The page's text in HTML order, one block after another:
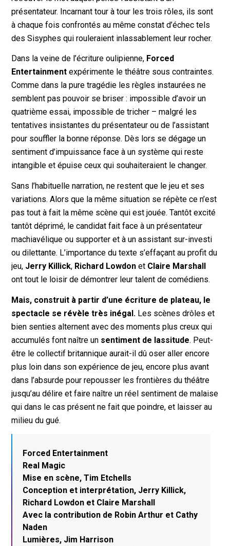
présentateur. Incarnant tour à tour les trois rôles, ils sont
à chaque fois confrontés au même constat d’échec tels
des Sisyphes qui rouleraient inlassablement leur rocher.
Dans la veine de l’écriture oulipienne, Forced
Entertainment expérimente le théâtre sous contraintes.
Comme dans la pure tragédie les règles instaurées ne
semblent pas pouvoir se briser : impossible d’avoir un
quatrième essai, impossible de tricher – malgré les
tentatives insistantes du présentateur ou de l’assistant
pour souffler la bonne réponse. Dès lors se dégage un
sentiment d’impuissance face à un système qui reste
intangible et épuise ceux qui souhaiteraient le changer.
Sans l’habituelle narration, ne restent que le jeu et ses
variations. Alors que la même situation se répète ce n’est
pas tout à fait la même scène qui est jouée. Tantôt excité
tantôt déprimé, le candidat fait face à un présentateur
machiavélique ou supporter et à un assistant sur-investi
ou dilettante. L’importance du texte s’effaçant au profit du
jeu, Jerry Killick, Richard Lowdon et Claire Marshall
ont tout le loisir de démontrer leur talent de comédiens.
Mais, construit à partir d’une écriture de plateau, le
spectacle se révèle très inégal. Les scènes drôles et
bien senties alternent avec des moments plus creux qui
accumulés font naître un sentiment de lassitude. Peut-
être le collectif britannique aurait-il dû oser aller encore
plus loin dans son expérience de jeu, encore plus avant
dans l’absurde pour repousser les frontières du théâtre
jusqu’au délire et faire naître un réel sentiment de malaise
qui dans le cas présent ne fait que poindre, et laisser au
milieu du gué.
Forced Entertainment
Real Magic
Mise en scène, Tim Etchells
Conception et interprétation, Jerry Killick,
Richard Lowdon et Claire Marshall
Avec la contribution de Robin Arthur et Cathy
Naden
Lumières, Jim Harrison